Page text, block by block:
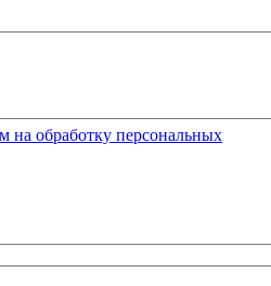
на обработку персональных